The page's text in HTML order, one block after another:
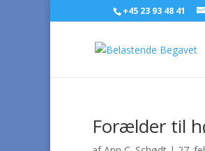
+45 23 93 48 41
Forælder til